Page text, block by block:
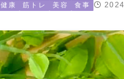
健康 筋トレ 美容 食事